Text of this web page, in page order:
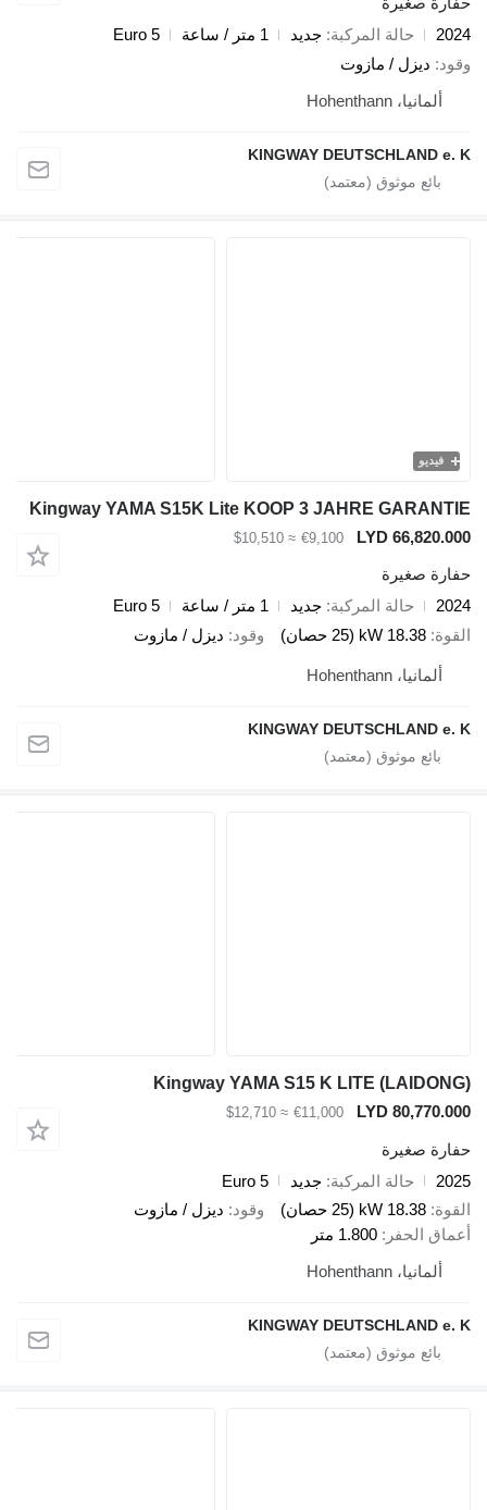
حالة المركبة جديد 1 متر / ساعة
Euro 5
/ مازوت
KINGWAY
Kingway YAMA S15K Lite KOOP 3 JAHRE
LYD
€9,100
حالة المركبة جديد 1 متر / ساعة
Euro 5
18.38 kW (25 حصان)
وقود ديزل / مازوت
KINGWAY
Kingway YAMA S15 K LITE
LYD
€11,000
≈ $12,710
حالة المركبة جديد
Euro 5
18.38 kW (25 حصان)
وقود ديزل / مازوت
1.800 متر
KINGWAY